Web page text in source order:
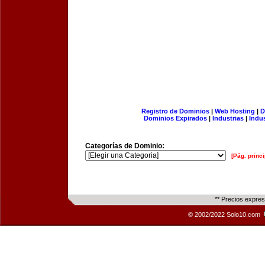
Registro de Dominios| Web Hosting |
Dominios Expirados | Industrias |
Categorías de Dominio:
[Pág.
** Precios
© 2002/2022 Solo10.com